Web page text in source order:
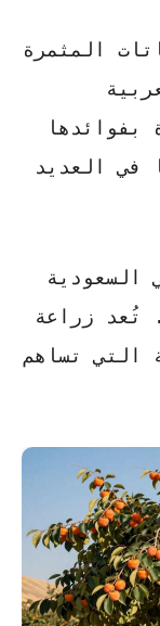
المثمرة
بفوائدها
في العديد
السعودية
تُعد زراعة
التي تساهم